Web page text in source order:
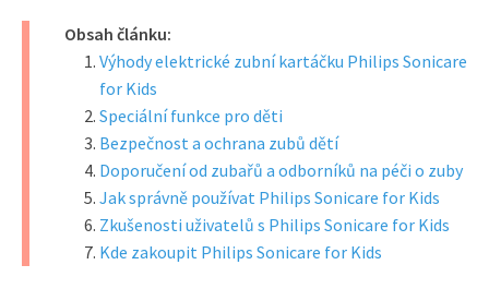
Obsah článku:
Výhody elektrické zubní kartáčku Philips Sonicare
for Kids
Speciální funkce pro děti
Bezpečnost a ochrana zubů dětí
Doporučení od zubařů a odborníků na péči o zuby
Jak správně používat Philips Sonicare for Kids
Zkušenosti uživatelů s Philips Sonicare for Kids
Kde zakoupit Philips Sonicare for Kids